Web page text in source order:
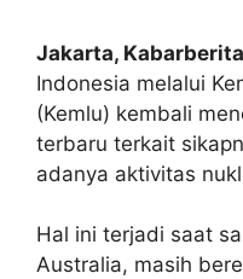
Jakarta,
Indonesia melalui
(Kemlu) kembali
terbaru terkait
adanya aktivitas
Hal ini terjadi saat
Australia, masih